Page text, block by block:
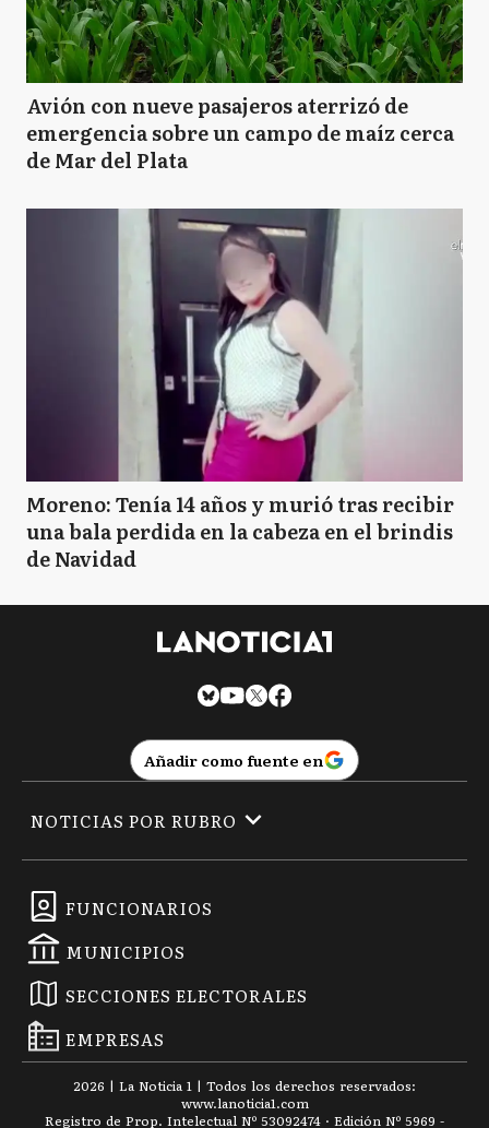
Avión con nueve pasajeros aterrizó de
emergencia sobre un campo de maíz cerca
de Mar del Plata
Moreno: Tenía 14 años y murió tras recibir
una bala perdida en la cabeza en el brindis
de Navidad
Añadir como fuente en
FUNCIONARIOS
MUNICIPIOS
SECCIONES ELECTORALES
EMPRESAS
NOTICIAS POR RUBRO
2026 | La Noticia 1 | Todos los derechos reservados:
www.lanoticia1.com
Registro de Prop. Intelectual Nº 53092474 · Edición Nº 5969 -